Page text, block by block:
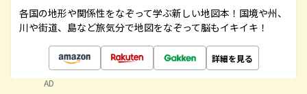
各国の地形や関係性をなぞって学ぶ新しい地図本！国境や州、
川や街道、島など旅気分で地図をなぞって脳もイキイキ！
詳細を見る
AD